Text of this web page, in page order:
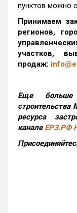
пунктов можно
Принимаем
регионов,
участков,
продаж:
Еще больше
строительства
ресурса
канале ЕРЗ.РФ